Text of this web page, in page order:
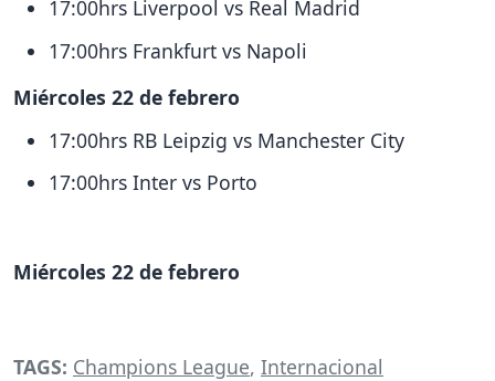
17:00hrs Liverpool vs Real Madrid
17:00hrs Frankfurt vs Napoli
Miércoles 22 de febrero
17:00hrs RB Leipzig vs Manchester City
17:00hrs Inter vs Porto
Miércoles 22 de febrero
TAGS: Champions League, Internacional